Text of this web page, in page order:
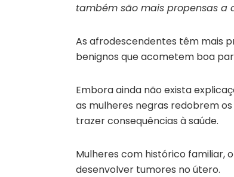
também são mais propensas a
As afrodescendentes têm mais
benignos que acometem boa
Embora ainda não exista
as mulheres negras redobrem
trazer consequências à saúde.
Mulheres com histórico familiar,
desenvolver tumores no útero.